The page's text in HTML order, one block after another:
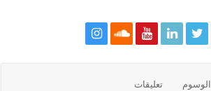
الوسوم تعليقات